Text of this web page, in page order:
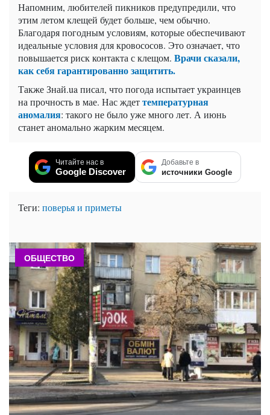
Напомним, любителей пикников предупредили, что
этим летом клещей будет больше, чем обычно.
Благодаря погодным условиям, которые обеспечивают
идеальные условия для кровососов. Это означает, что
повышается риск контакта с клещом. Врачи сказали,
как себя гарантированно защитить.
Также Знай.ua писал, что погода испытает украинцев
на прочность в мае. Нас ждеттемпературная
аномалия: такого не было уже много лет. А июнь
станет аномально жарким месяцем.
Читайте нас в
Google Discover
Добавьте в
источники Google
Теги: поверья и приметы
ОБЩЕСТВО